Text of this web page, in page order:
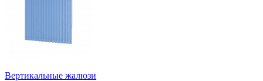
Вертикальные жалюзи